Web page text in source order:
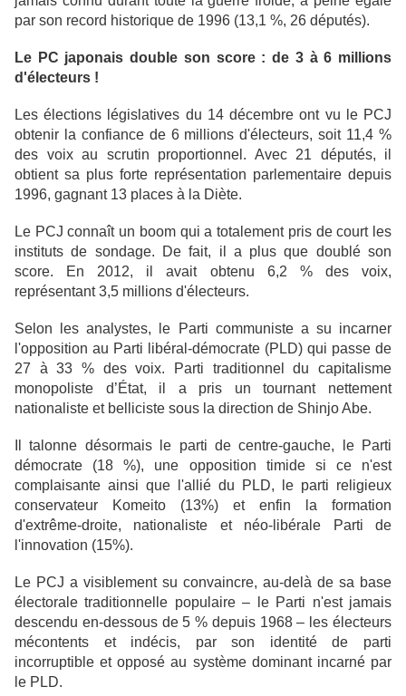
par son record historique de 1996 (13,1 %, 26 députés).
Le PC japonais double son score : de 3 à 6 millions
d'électeurs !
Les élections législatives du 14 décembre ont vu le PCJ
obtenir la confiance de 6 millions d'électeurs, soit 11,4 %
des voix au scrutin proportionnel. Avec 21 députés, il
obtient sa plus forte représentation parlementaire depuis
1996, gagnant 13 places à la Diète.
Le PCJ connaît un boom qui a totalement pris de court les
instituts de sondage. De fait, il a plus que doublé son
score. En 2012, il avait obtenu 6,2 % des voix,
représentant 3,5 millions d'électeurs.
Selon les analystes, le Parti communiste a su incarner
l'opposition au Parti libéral-démocrate (PLD) qui passe de
27 à 33 % des voix. Parti traditionnel du capitalisme
monopoliste d’État, il a pris un tournant nettement
nationaliste et belliciste sous la direction de Shinjo Abe.
Il talonne désormais le parti de centre-gauche, le Parti
démocrate (18 %), une opposition timide si ce n'est
complaisante ainsi que l'allié du PLD, le parti religieux
conservateur Komeito (13%) et enfin la formation
d'extrême-droite, nationaliste et néo-libérale Parti de
l'innovation (15%).
Le PCJ a visiblement su convaincre, au-delà de sa base
électorale traditionnelle populaire – le Parti n'est jamais
descendu en-dessous de 5 % depuis 1968 – les électeurs
mécontents et indécis, par son identité de parti
incorruptible et opposé au système dominant incarné par
le PLD.